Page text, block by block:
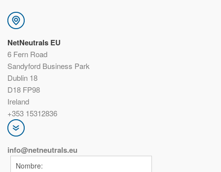
NetNeutrals EU
6 Fern Road
Sandyford Business Park
Dublin 18
D18 FP98
Ireland
+353 15312836
info@netneutrals.eu